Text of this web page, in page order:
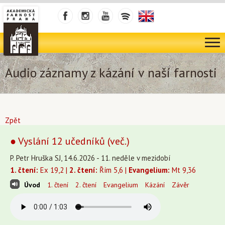
Audio záznamy z kázání v naší farnosti
Zpět
● Vyslání 12 učedníků (več.)
P. Petr Hruška SJ, 14.6.2026 - 11. neděle v mezidobí
1. čtení: Ex 19,2 | 2. čtení: Řím 5,6 | Evangelium: Mt 9,36
Úvod 1. čtení 2. čtení Evangelium Kázání Závěr